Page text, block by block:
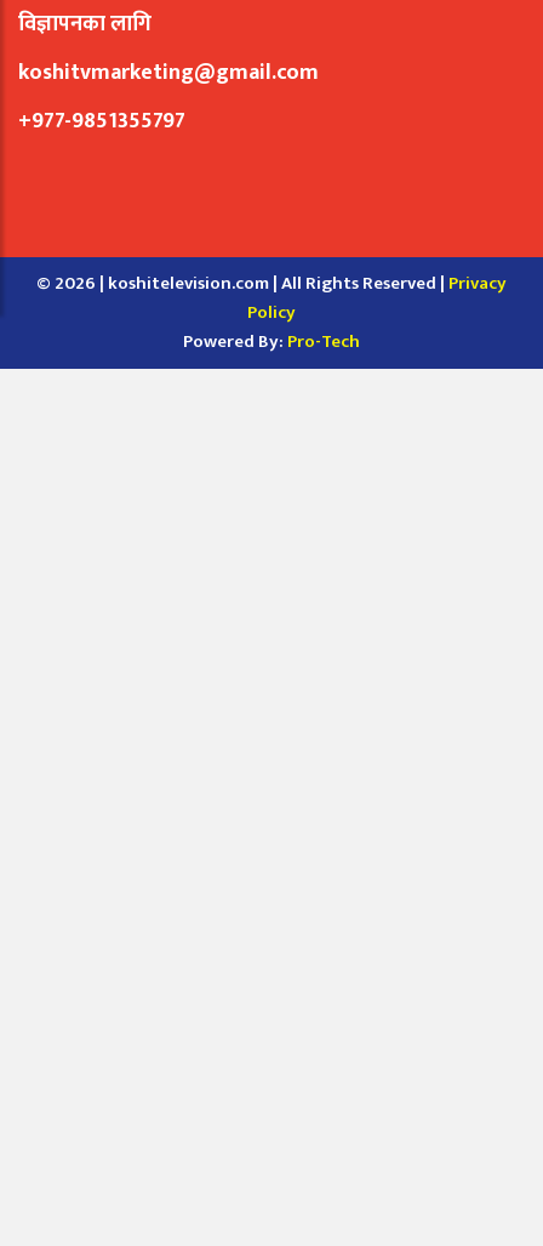
विज्ञापनका लागि
koshitvmarketing@gmail.com
+977-9851355797
© 2026 | koshitelevision.com | All Rights Reserved | Privacy
Policy
Powered By: Pro-Tech